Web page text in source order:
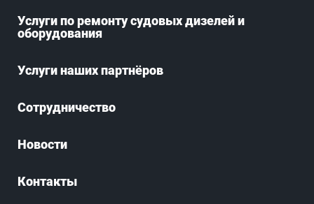
Услуги по ремонту судовых дизелей и
оборудования
Услуги наших партнёров
Сотрудничество
Новости
Контакты